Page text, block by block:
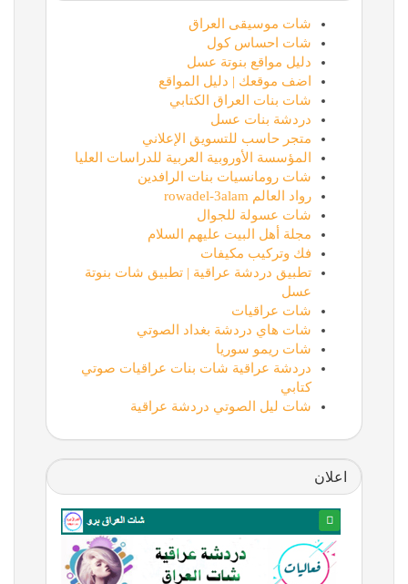
شات موسيقى العراق
شات احساس كول
دليل مواقع بنوتة عسل
اضف موقعك | دليل المواقع
شات بنات العراق الكتابي
دردشة بنات عسل
متجر حاسب للتسويق الإعلاني
المؤسسة الأوروبية العربية للدراسات العليا
شات رومانسيات بنات الرافدين
رواد العالم rowadel-3alam
شات عسولة للجوال
مجلة أهل البيت عليهم السلام
فك وتركيب مكيفات
تطبيق دردشة عراقية | تطبيق شات بنوتة
عسل
شات عراقيات
شات هاي دردشة بغداد الصوتي
شات ريمو سوريا
دردشة عراقية شات بنات عراقيات صوتي
كتابي
شات ليل الصوتي دردشة عراقية
اعلان